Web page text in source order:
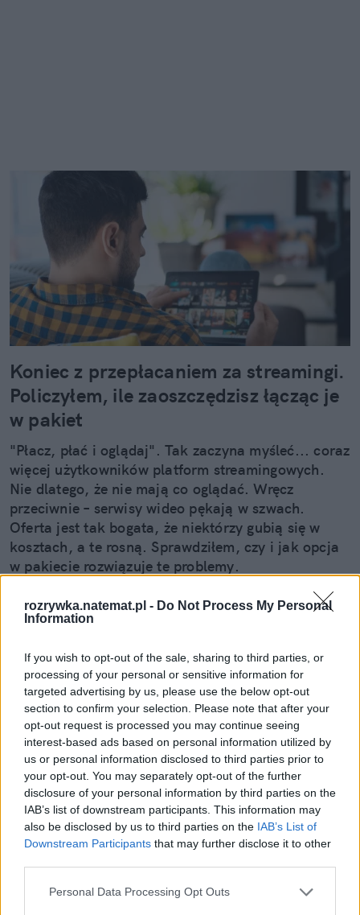
rozrywka.natemat.pl - Do Not Process My Personal
Information
If you wish to opt-out of the sale, sharing to third parties, or
processing of your personal or sensitive information for
targeted advertising by us, please use the below opt-out
section to confirm your selection. Please note that after your
opt-out request is processed you may continue seeing
interest-based ads based on personal information utilized by
us or personal information disclosed to third parties prior to
your opt-out. You may separately opt-out of the further
disclosure of your personal information by third parties on the
IAB’s list of downstream participants. This information may
also be disclosed by us to third parties on the IAB’s List of
Downstream Participants that may further disclose it to other
Personal Data Processing Opt Outs
Koniec z przepłacaniem za streamingi.
Policzyłem, ile zaoszczędzisz łącząc je
w pakiet
"Płacz, płać i oglądaj". Tak zaczyna myśleć... coraz
więcej użytkowników platform streamingowych.
Nie dlatego, że nie mają co oglądać. Wręcz
przeciwnie – serwisy wideo pękają w szwach.
Oferta jest tak bogata, że niektórzy gubią się w
kosztach, a te rosną. Sprawdziłem, czy i jak opcja
w pakiecie rozwiązuje te problemy.
Czytaj całość
REKLAMA